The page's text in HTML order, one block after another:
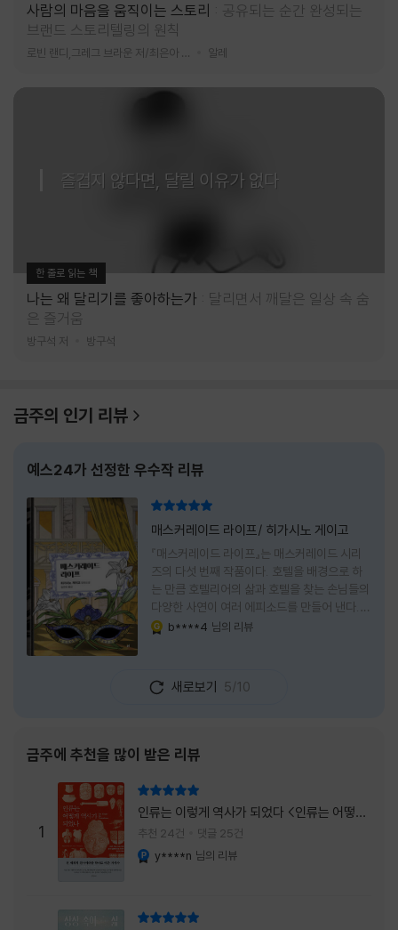
사람의 마음을 움직이는 스토리
공유되는 순간 완성되는
브랜드 스토리텔링의 원칙
알레
즐겁지 않다면, 달릴 이유가 없다
한 줄로 읽는 책
나는 왜 달리기를 좋아하는가
달리면서 깨달은 일상 속 숨
은 즐거움
방구석 저 방구석
금주의 인기 리뷰
예스24가 선정한 우수작 리뷰
매스커레이드 라이프/ 히가시노 게이고
『매스커레이드 라이프』는 매스커레이드 시리
즈의 다섯 번째 작품이다. 호텔을 배경으로 하
는 만큼 호텔리어의 삶과 호텔을 찾는 손님들의
다양한 사연이 여러 에피소드를 만들어 낸다.
주인공은 호텔리어로서의 완벽함을 꿈꾸는 야
는 과정에서 나오미가 다치게 되자, 고스케는
모든 책임을 지고 형사직에서 물러난다. 하지만
을 받게 된다. 그렇게 끝난 4권 이후, 나는 5권
이 출간되기만을 기다렸다. 형사가 아닌 호텔리
어가 된 닛타 고스케의 모습이 무척 궁금했기
때문이다. 그동안 호텔에서 잠복 수사를 하며
어설픈 호텔리어의 가면을 쓰고 있었다면, 이제
는 가면
b****4 님의 리뷰
새로보기 5/10
금주에 추천을 많이 받은 리뷰
1
인류는 이렇게 역사가 되었다 <인류는 어떻게
역사가 되었나>
추천 24건 댓글 25건
y****n 님의 리뷰